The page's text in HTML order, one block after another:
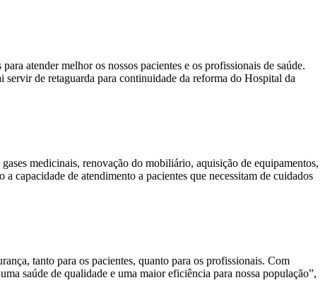
atender melhor os nossos pacientes e os profissionais de saúde.
servir de retaguarda para continuidade da reforma do Hospital da
medicinais, renovação do mobiliário, aquisição de equipamentos,
capacidade de atendimento a pacientes que necessitam de cuidados
tanto para os pacientes, quanto para os profissionais. Com
saúde de qualidade e uma maior eficiência para nossa população”,